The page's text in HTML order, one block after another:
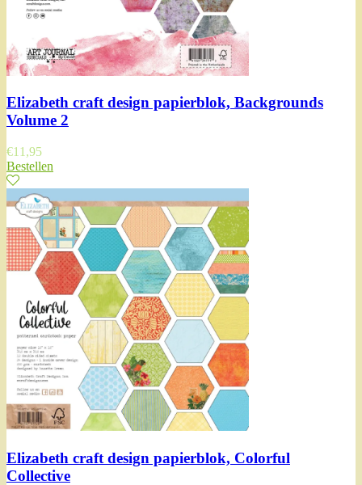
Elizabeth craft design papierblok, Backgrounds
Volume 2
€11,95
Bestellen
Elizabeth craft design papierblok, Colorful
Collective